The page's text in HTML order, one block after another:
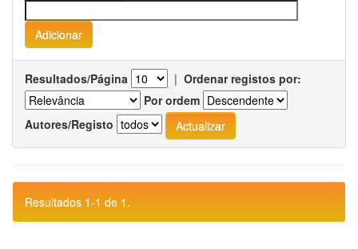
Resultados/Página | Ordenar registos por:
Por ordem
Autores/Registo
Resultados 1-1 de 1.